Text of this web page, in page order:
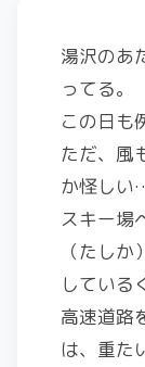
湯沢のあ
ってる。
この日も
ただ、風
か怪しい
スキー場
（たし
している
高速道路
は、重た